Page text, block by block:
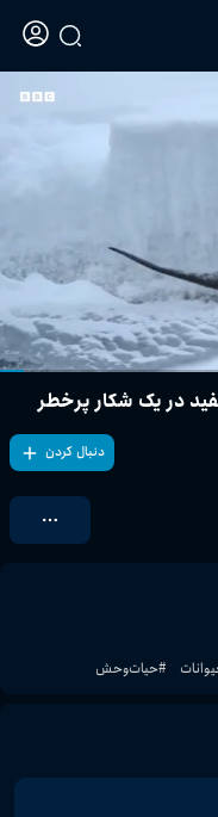
در یک شکار پرخطر
دنبال کردن
#حیات‌وحش